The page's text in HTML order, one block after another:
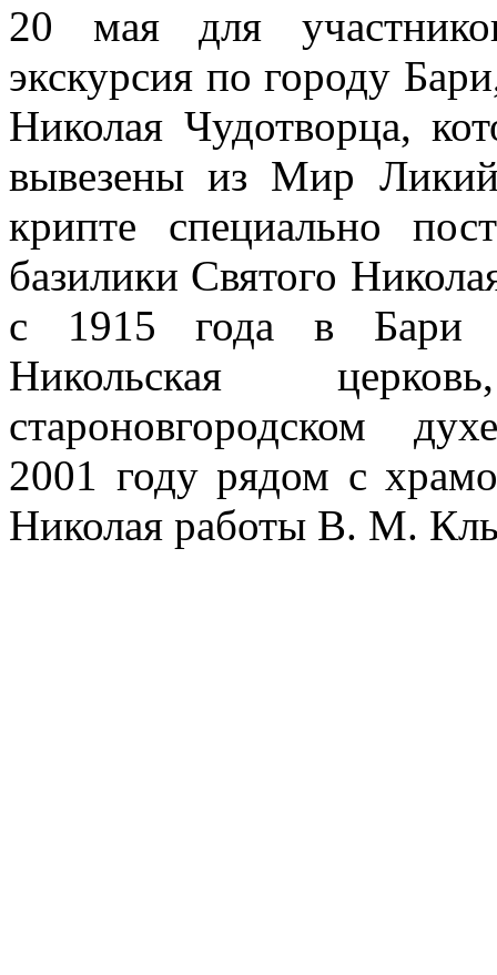
20 мая для
экскурсия по городу
Николая Чудотворца,
вывезены из Мир
крипте специально
базилики Святого
с 1915 года в Бари
Никольская
староновгородском
2001 году рядом с
Николая работы В. М.